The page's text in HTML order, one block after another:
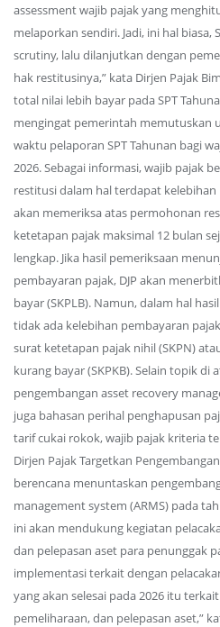
assessment wajib pajak yang
melaporkan sendiri. Jadi, ini hal biasa,
scrutiny, lalu dilanjutkan dengan
hak restitusinya,” kata Dirjen Pajak
total nilai lebih bayar pada SPT
mengingat pemerintah memutuskan
waktu pelaporan SPT Tahunan bagi
2026. Sebagai informasi, wajib pajak
restitusi dalam hal terdapat kelebihan
akan memeriksa atas permohonan
ketetapan pajak maksimal 12 bulan
lengkap. Jika hasil pemeriksaan
pembayaran pajak, DJP akan
bayar (SKPLB). Namun, dalam hal
tidak ada kelebihan pembayaran
surat ketetapan pajak nihil (SKPN)
kurang bayar (SKPKB). Selain topik di
pengembangan asset recovery
juga bahasan perihal penghapusan
tarif cukai rokok, wajib pajak kriteria
Dirjen Pajak Targetkan
berencana menuntaskan
management system (ARMS) pada
ini akan mendukung kegiatan
dan pelepasan aset para penunggak
implementasi terkait dengan
yang akan selesai pada 2026 itu
pemeliharaan, dan pelepasan aset,”